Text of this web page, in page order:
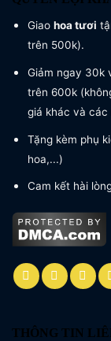
Giao hoa tươi
trên 500k).
Giảm ngay 30k
trên 600k
giá khác và
Tặng kèm phụ
hoa,...)
Cam kết hài
THÔNG TIN